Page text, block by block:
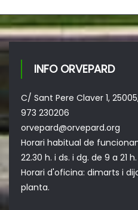
INFO ORVEPARD
C/ Sant Pere Claver 1,
973 230206
orvepard@orvepard.org
Horari habitual de
22.30 h. i ds. i dg. de 9 a 21 h.
Horari d'oficina: dimarts i
planta.